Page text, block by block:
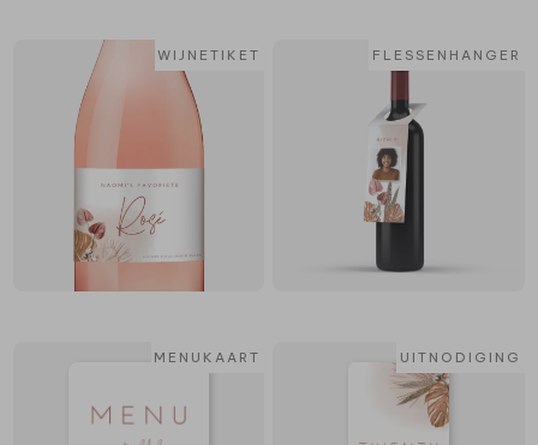
WIJNETIKET FLESSENHANGER
MENUKAART UITNODIGING